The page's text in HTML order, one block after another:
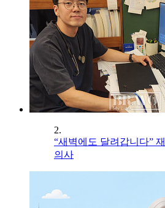
2.
“새벽에도 달려갑니다”
의사